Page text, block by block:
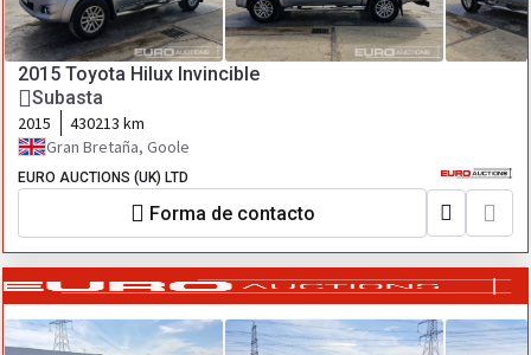
2015 Toyota Hilux Invincible
Subasta
2015
430213 km
Gran Bretaña, Goole
EURO AUCTIONS (UK) LTD
Forma de contacto